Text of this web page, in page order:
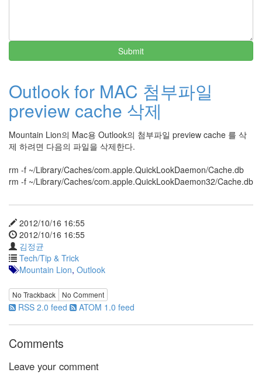
Submit
Outlook for MAC 첨부파일
preview cache 삭제
Mountain Lion의 Mac용 Outlook의 첨부파일 preview cache 를 삭
제 하려면 다음의 파일을 삭제한다.
rm -f ~/Library/Caches/com.apple.QuickLookDaemon/Cache.db
rm -f ~/Library/Caches/com.apple.QuickLookDaemon32/Cache.db
2012/10/16 16:55
2012/10/16 16:55
김정균
Tech/Tip & Trick
Mountain Lion, Outlook
No Trackback No Comment
RSS 2.0 feed ATOM 1.0 feed
Comments
Leave your comment